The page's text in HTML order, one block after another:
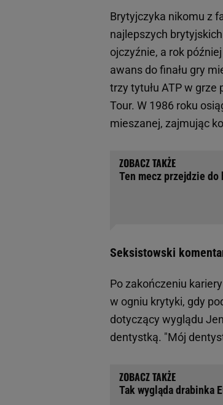
Brytyjczyka nikomu z
najlepszych
ojczyźnie, a rok
awans do finału gry
trzy tytułu ATP w
Tour. W 1986 roku
mieszanej, zajmując
Ten mecz przejdzie do
Seksistowski
Po zakończeniu
w ogniu krytyki, gdy
dotyczący wyglądu
dentystką. "Mój
Tak wygląda drabinka